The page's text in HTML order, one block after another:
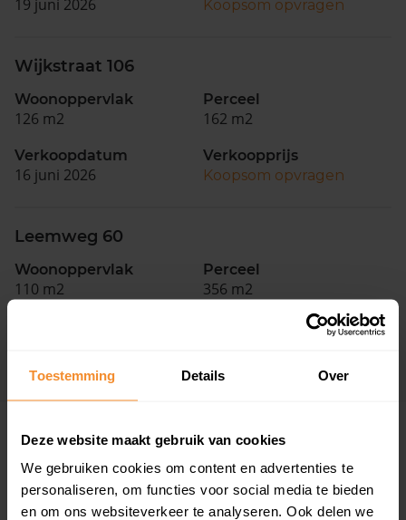
Toestemming Details Over
Deze website maakt gebruik van cookies
We gebruiken cookies om content en advertenties te
personaliseren, om functies voor social media te bieden
en om ons websiteverkeer te analyseren. Ook delen we
19 juni 2026 Koopsom opvragen
Wijkstraat 106
Woonoppervlak
126 m2
Perceel
162 m2
Verkoopdatum
16 juni 2026
Verkoopprijs
Koopsom opvragen
Leemweg 60
Woonoppervlak
110 m2
Perceel
356 m2
Woningen